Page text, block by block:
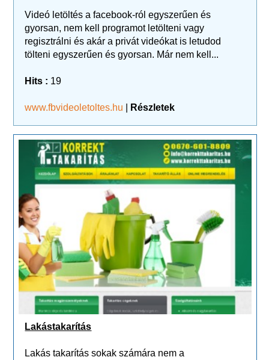
Videó letöltés a facebook-ról egyszerűen és
gyorsan, nem kell programot letölteni vagy
regisztrálni és akár a privát videókat is letudod
tölteni egyszerűen és gyorsan. Már nem kell...
Hits : 19
www.fbvideoletoltes.hu Részletek
Lakástakarítás
Lakás takarítás sokak számára nem a